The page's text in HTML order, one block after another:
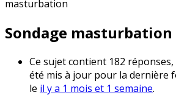
masturbation
Sondage masturbation
Ce sujet contient 182
été mis à jour pour la dernière
le il y a 1 mois et 1 semaine.